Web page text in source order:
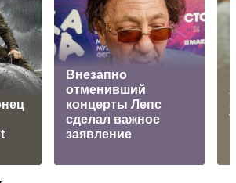
Внезапно
отменивший
концерты Лепс
сделал важное
заявление